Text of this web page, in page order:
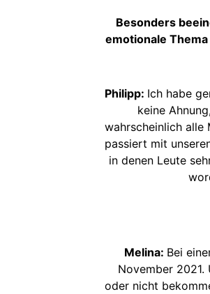
Besonders
emotionale
Philipp: Ich habe
keine
wahrscheinlich alle
passiert mit
in denen Leute
Melina: Bei
November
oder nicht